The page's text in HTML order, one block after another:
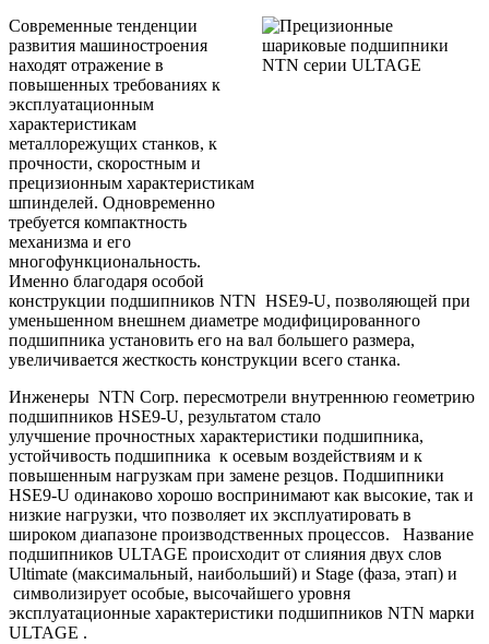
Современные тенденции
развития машиностроения
находят отражение в
повышенных требованиях к
эксплуатационным
характеристикам
металлорежущих станков, к
прочности, скоростным и
прецизионным характеристикам
шпинделей. Одновременно
требуется компактность
механизма и его
многофункциональность.
Именно благодаря особой
конструкции подшипников NTN HSE9-U, позволяющей при
уменьшенном внешнем диаметре модифицированного
подшипника установить его на вал большего размера,
увеличивается жесткость конструкции всего станка.
Инженеры NTN Corp. пересмотрели внутреннюю геометрию
подшипников HSE9-U, результатом стало
улучшение прочностных характеристики подшипника,
устойчивость подшипника к осевым воздействиям и к
повышенным нагрузкам при замене резцов. Подшипники
HSE9-U одинаково хорошо воспринимают как высокие, так и
низкие нагрузки, что позволяет их эксплуатировать в
широком диапазоне производственных процессов.
Название
подшипников ULTAGE происходит от слияния двух слов
Ultimate (максимальный, наибольший) и Stage (фаза, этап) и
символизирует особые, высочайшего уровня
эксплуатационные характеристики подшипников NTN марки
ULTAGE .